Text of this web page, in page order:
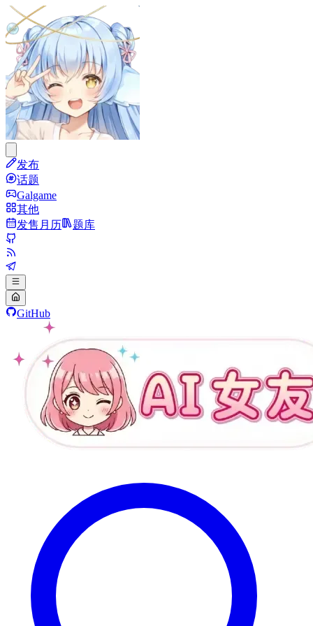
发布
话题
Galgame
其他
发售月历
题库
GitHub